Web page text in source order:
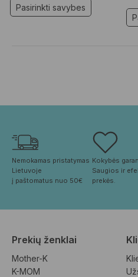
Pasirinkti savybes
Nemokamas pristatymas
Lietuvoje
į paštomatus nuo 50€
Kokybės
Saugios ir
prekės.
Prekių ženklai
Mother-K
K-MOM